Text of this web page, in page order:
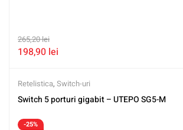
265,20lei
198,90 lei
Retelistica, Switch-uri
Switch 5 porturi gigabit – UTEPO SG5-M
-25%